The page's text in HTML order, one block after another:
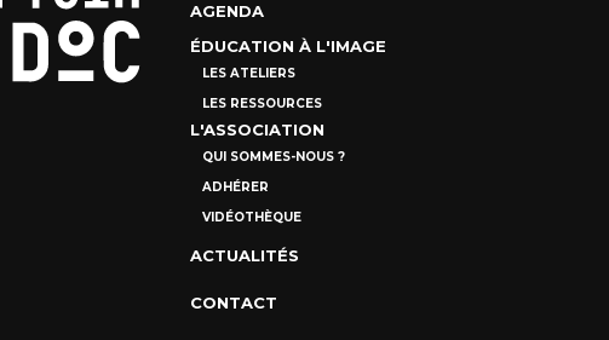
AGENDA
ÉDUCATION À L'IMAGE
LES ATELIERS
LES RESSOURCES
L'ASSOCIATION
QUI SOMMES-NOUS ?
ADHÉRER
VIDÉOTHÈQUE
ACTUALITÉS
CONTACT